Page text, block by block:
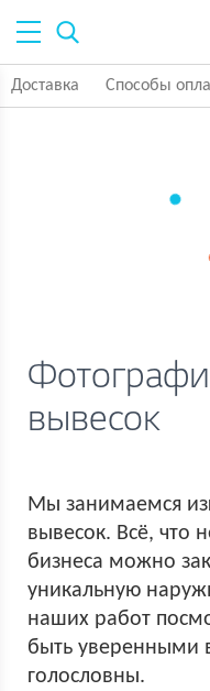
Доставка Способы
вывесок
Мы занимаемся
вывесок. Всё, что
бизнеса можно
уникальную
наших работ
быть уверенными
голословны.